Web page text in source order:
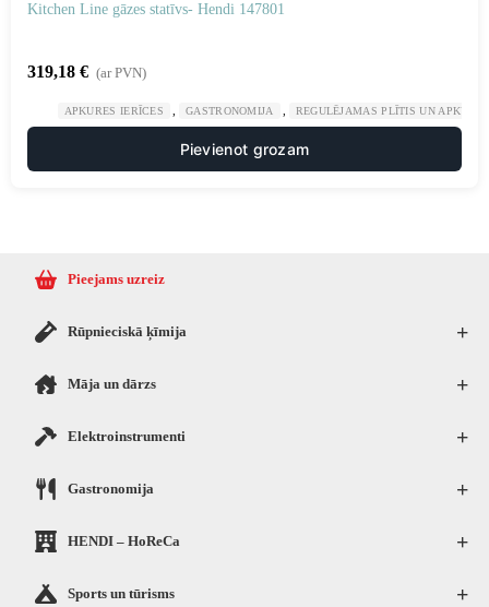
Kitchen Line gāzes statīvs- Hendi 147801
319,18 € (ar PVN)
APKURES IERĪCES GASTRONOMIJA REGULĒJAMAS PLĪTIS UN
Pievienot grozam
Pieejams uzreiz
+
Rūpnieciskā ķīmija
+
Māja un dārzs
+
Elektroinstrumenti
+
Gastronomija
+
HENDI – HoReCa
+
Sports un tūrisms